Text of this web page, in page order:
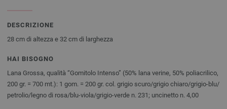
DESCRIZIONE
28 cm di altezza e 32 cm di larghezza
HAI BISOGNO
Lana Grossa, qualità “Gomitolo Intenso” (50% lana verine, 50% poliacrilico,
200 gr. = 700 mt.): 1 gom. = 200 gr. col. grigio scuro/grigio chiaro/grigio-blu/
petrolio/legno di rosa/blu-viola/grigio-verde n. 231; uncinetto n. 4,00